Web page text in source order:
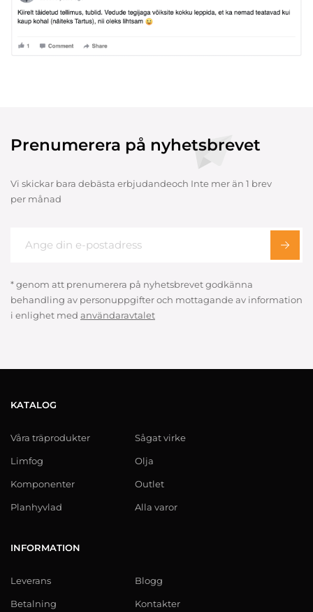
Prenumerera på nyhetsbrevet
Vi skickar bara debästa erbjudandeoch Inte mer än 1 brev
per månad
* genom att prenumerera på nyhetsbrevet godkänna
behandling av personuppgifter och mottagande av information
i enlighet med användaravtalet
KATALOG
Våra träprodukter
Limfog
Komponenter
Planhyvlad
Sågat virke
Olja
Outlet
Alla varor
INFORMATION
Leverans
Betalning
Blogg
Kontakter